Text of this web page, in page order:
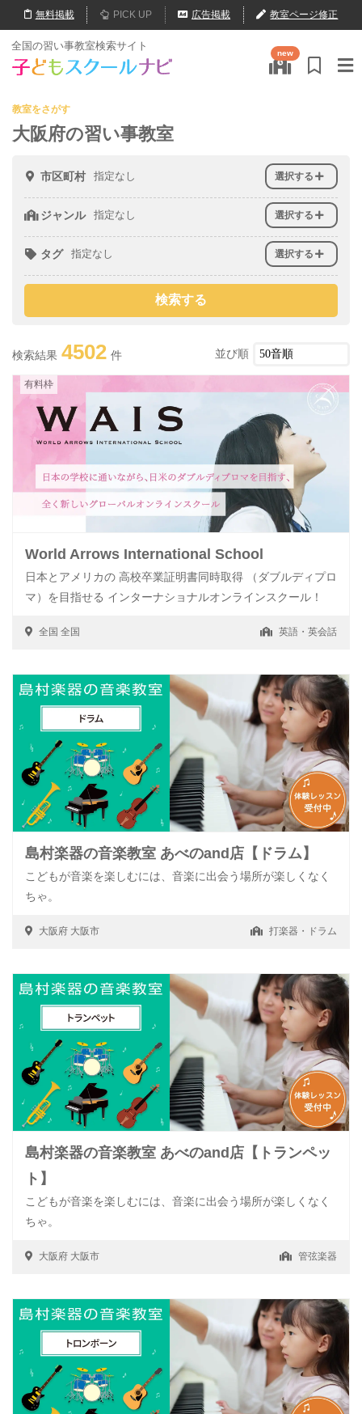
無料掲載 PICK UP 広告掲載 教室ページ修正
全国の習い事教室検索サイト
new
教室をさがす
大阪府の習い事教室
市区町村 指定なし 選択する
ジャンル 指定なし 選択する
タグ 指定なし 選択する
検索結果 4502 件 並び順
有料枠
World Arrows International School
日本とアメリカの 高校卒業証明書同時取得 （ダブルディプロ
マ）を目指せる インターナショナルオンラインスクール！
全国 全国 英語・英会話
島村楽器の音楽教室 あべのand店【ドラム】
こどもが音楽を楽しむには、音楽に出会う場所が楽しくなく
ちゃ。
大阪府 大阪市 打楽器・ドラム
島村楽器の音楽教室 あべのand店【トランペッ
ト】
こどもが音楽を楽しむには、音楽に出会う場所が楽しくなく
ちゃ。
大阪府 大阪市 管弦楽器